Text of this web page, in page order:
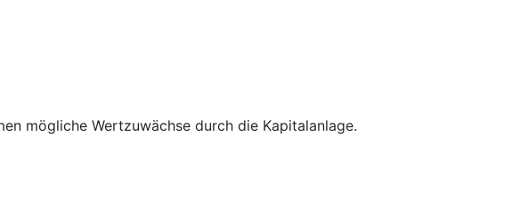
mögliche Wertzuwächse durch die Kapitalanlage.